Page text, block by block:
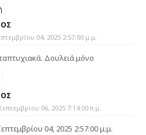
04, 2025 2:57:00 μ.μ.
Δουλειά μόνο
06, 2025 7:14:00 π.μ.
04, 2025 2:57:00 μ.μ.